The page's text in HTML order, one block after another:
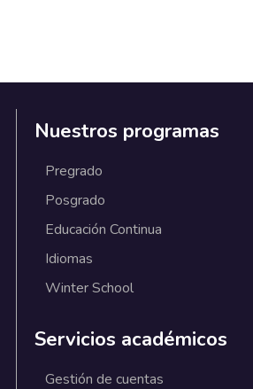
Nuestros programas
Pregrado
Posgrado
Educación Continua
Idiomas
Winter School
Servicios académicos
Gestión de cuentas